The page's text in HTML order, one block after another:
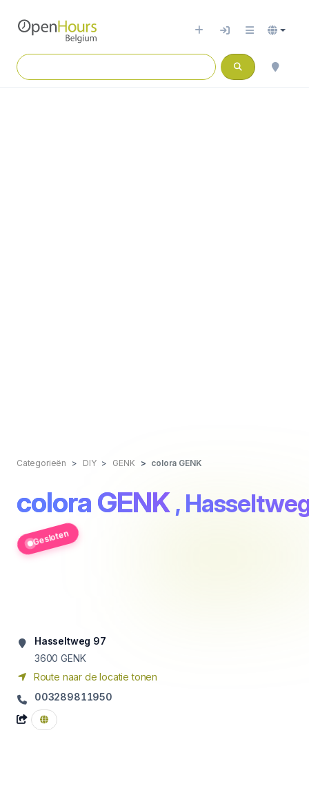
Categorieën DIY GENK colora GENK
colora GENK ,
Gesloten
Hasseltweg 97
3600 GENK
Route naar de locatie tonen
003289811950